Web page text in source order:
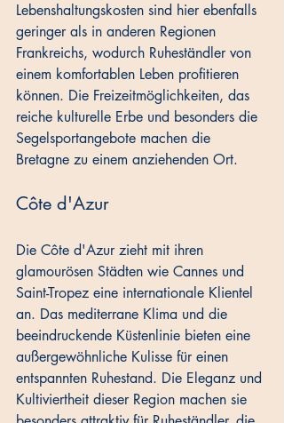
Lebenshaltungskosten sind hier ebenfalls
geringer als in anderen Regionen
Frankreichs, wodurch Ruheständler von
einem komfortablen Leben profitieren
können. Die Freizeitmöglichkeiten, das
reiche kulturelle Erbe und besonders die
Segelsportangebote machen die
Bretagne zu einem anziehenden Ort.
Côte d'Azur
Die Côte d'Azur zieht mit ihren
glamourösen Städten wie Cannes und
Saint-Tropez eine internationale Klientel
an. Das mediterrane Klima und die
beeindruckende Küstenlinie bieten eine
außergewöhnliche Kulisse für einen
entspannten Ruhestand. Die Eleganz und
Kultiviertheit dieser Region machen sie